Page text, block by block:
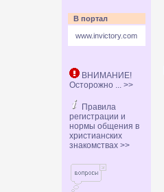
В портал
www.invictory.com
ВНИМАНИЕ!
Осторожно ... >>
Правила
регистрации и
нормы общения в
христианских
знакомствах >>